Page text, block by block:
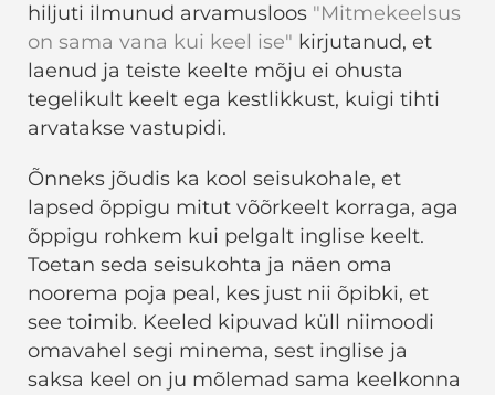
hiljuti ilmunud arvamusloos "Mitmekeelsus
on sama vana kui keel ise" kirjutanud, et
laenud ja teiste keelte mõju ei ohusta
tegelikult keelt ega kestlikkust, kuigi tihti
arvatakse vastupidi.
Õnneks jõudis ka kool seisukohale, et
lapsed õppigu mitut võõrkeelt korraga, aga
õppigu rohkem kui pelgalt inglise keelt.
Toetan seda seisukohta ja näen oma
noorema poja peal, kes just nii õpibki, et
see toimib. Keeled kipuvad küll niimoodi
omavahel segi minema, sest inglise ja
saksa keel on ju mõlemad sama keelkonna